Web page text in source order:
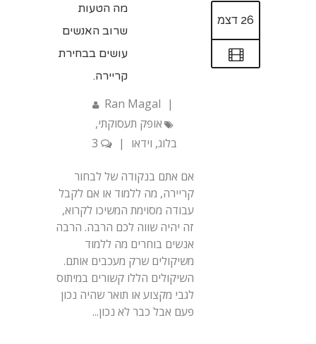
26 דצמ
מה הטעות
שרוב האנשים
עושים בבחירת
קריירה.
Ran Magal |
אופק תעסוקתי,
בלוג, וידאו |
אם אתם בנקודה של לבחור
קריירה, מה ללמוד או אם לקבל
עבודה מסוימת המשיכו לקרוא,
זה יהיה שווה לכם הרבה. הרבה
אנשים בוחרים מה ללמוד
משיקולים שרק מעכבים אותם.
השיקולים הללו קשורים במיתוס
לגבי מקצוע או תואר שהיה נכון
פעם אבל כבר לא נכון...